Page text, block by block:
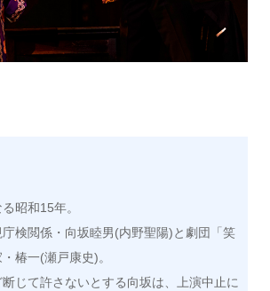
昭和15年。
検閲係・向坂睦男(内野聖陽)と劇団「笑
椿一(瀬戸康史)。
じて許さないとする向坂は、上演中止に